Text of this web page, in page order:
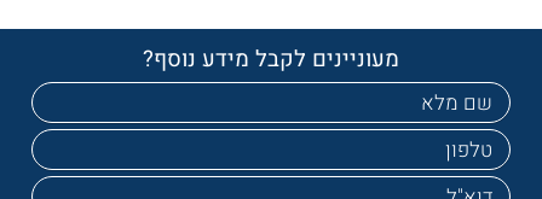
מעוניינים לקבל מידע נוסף?